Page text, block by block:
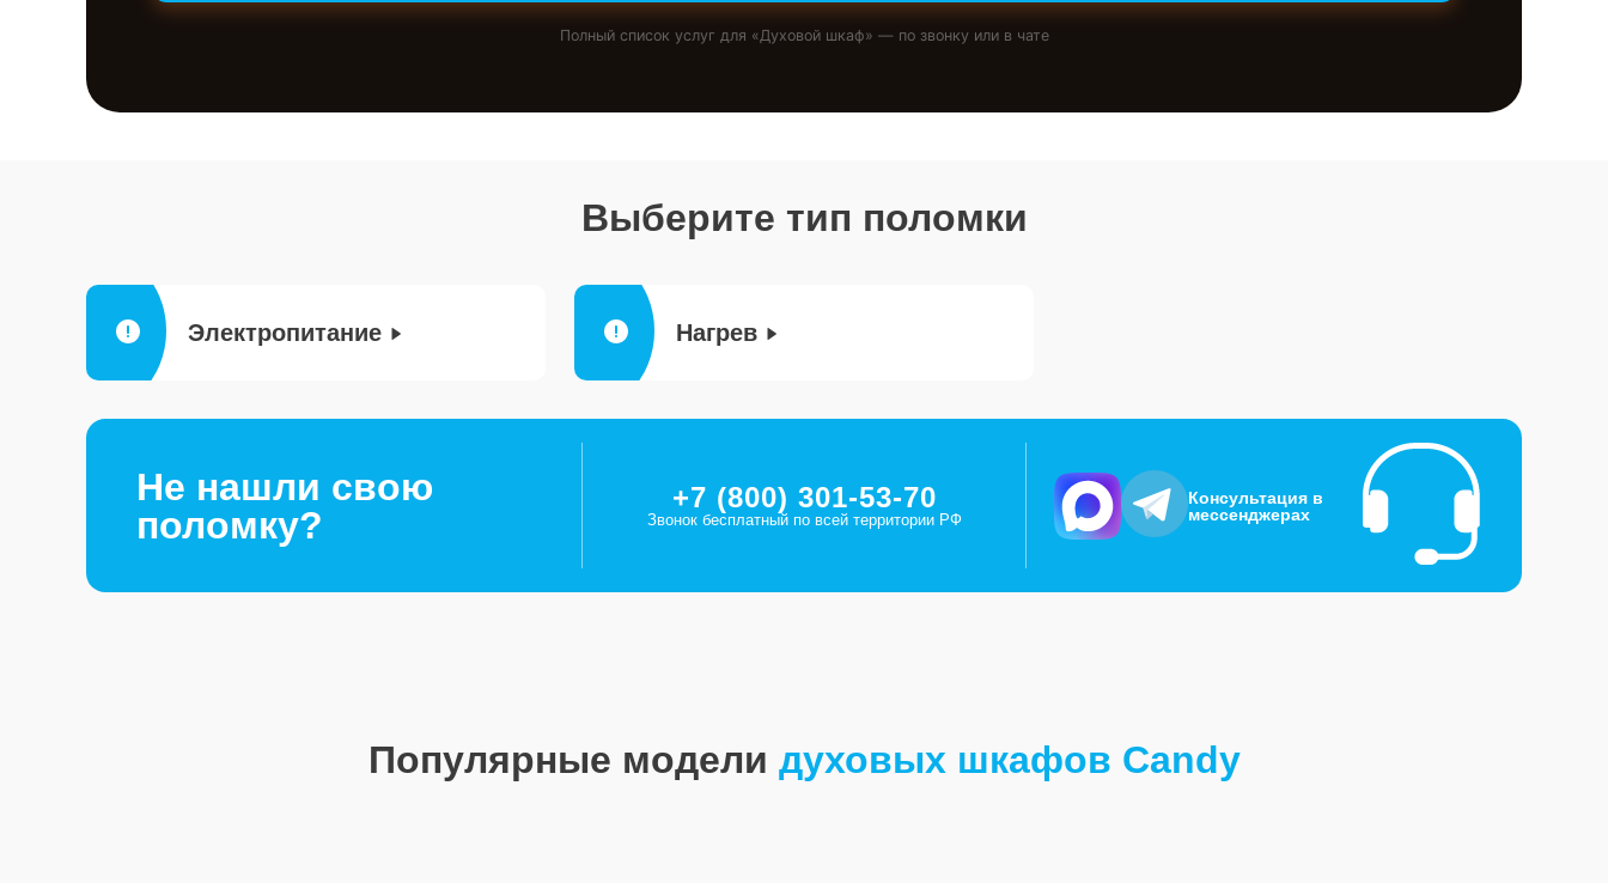
Полный список услуг для «Духовой шкаф» — по звонку или в чате
Выберите тип поломки
Электропитание Нагрев
Не нашли свою
поломку?
+7 (800) 301-53-70
Звонок бесплатный по всей территории РФ
Консультация в
мессенджерах
Популярные модели духовых шкафов Candy